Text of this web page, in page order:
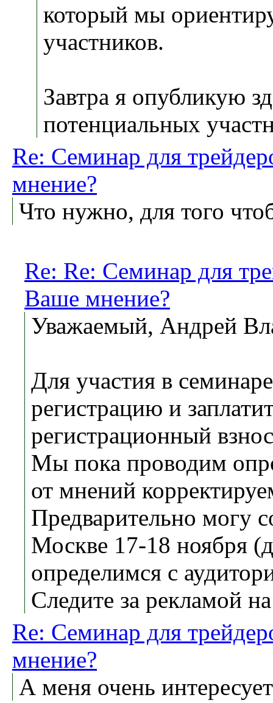
который мы
участников.
Завтра я опубликую
потенциальных
Re: Семинар для
мнение?
Что нужно, для того
Re: Re: Семинар для
Ваше мнение?
Уважаемый, Андрей
Для участия в
регистрацию и
регистрационный
Мы пока проводим
от мнений
Предварительно могу
Москве 17-18 ноября
определимся с
Следите за рекламой
Re: Семинар для
мнение?
А меня очень